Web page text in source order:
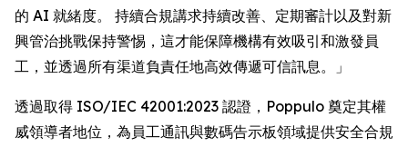
的 AI 就緒度。 持續合規講求持續改善、定期審計以及對新
興管治挑戰保持警惕，這才能保障機構有效吸引和激發員
工，並透過所有渠道負責任地高效傳遞可信訊息。」
透過取得 ISO/IEC 42001:2023 認證，Poppulo 奠定其權
威領導者地位，為員工通訊與數碼告示板領域提供安全合規